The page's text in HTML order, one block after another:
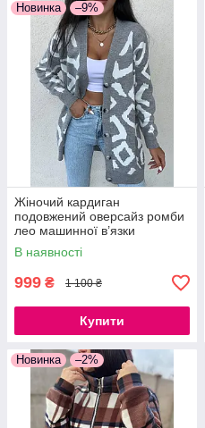
Новинка –9%
Жіночий кардиган
подовжений оверсайз ромби
лео машинної в’язки
Туреччина теплий, розмір 42-
48
В наявності
999 ₴ 1 100 ₴
Купити
Новинка –2%